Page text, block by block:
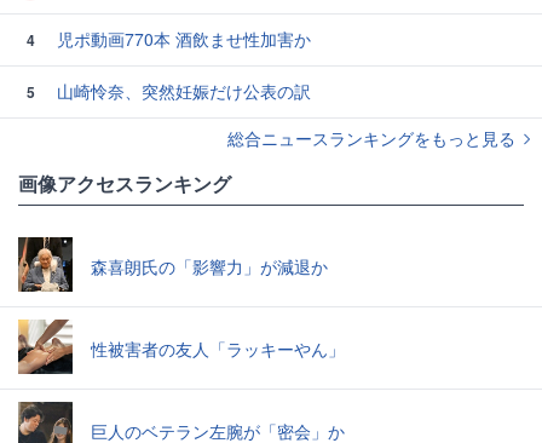
4 児ポ動画770本 酒飲ませ性加害か
5
山崎怜奈、突然妊娠だけ公表の訳
総合ニュースランキングをもっと見る
画像アクセスランキング
森喜朗氏の「影響力」が減退か
性被害者の友人「ラッキーやん」
巨人のベテラン左腕が「密会」か